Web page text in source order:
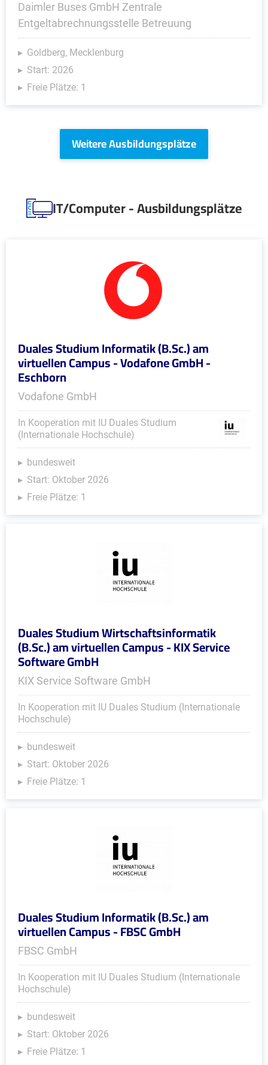
Daimler Buses GmbH Zentrale
Entgeltabrechnungsstelle Betreuung
Goldberg, Mecklenburg
Start: 2026
Freie Plätze: 1
Weitere Ausbildungsplätze
IT/Computer - Ausbildungsplätze
Duales Studium Informatik (B.Sc.) am
virtuellen Campus - Vodafone GmbH -
Eschborn
Vodafone GmbH
In Kooperation mit IU Duales Studium
(Internationale Hochschule)
bundesweit
Start: Oktober 2026
Freie Plätze: 1
Duales Studium Wirtschaftsinformatik
(B.Sc.) am virtuellen Campus - KIX Service
Software GmbH
KIX Service Software GmbH
In Kooperation mit IU Duales Studium (Internationale
Hochschule)
bundesweit
Start: Oktober 2026
Freie Plätze: 1
Duales Studium Informatik (B.Sc.) am
virtuellen Campus - FBSC GmbH
FBSC GmbH
In Kooperation mit IU Duales Studium (Internationale
Hochschule)
bundesweit
Start: Oktober 2026
Freie Plätze: 1